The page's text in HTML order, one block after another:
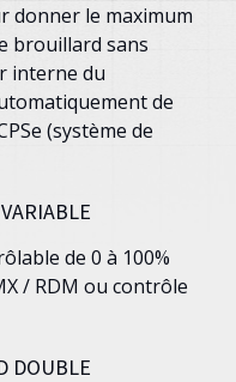
donner le maximum
brouillard sans
interne du
de
(système de
de 0 à 100%
/ RDM ou contrôle
DOUBLE